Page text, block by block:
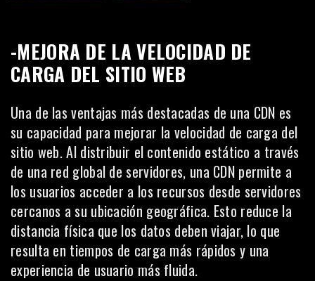
-MEJORA DE LA VELOCIDAD DE
CARGA DEL SITIO WEB
Una de las ventajas más destacadas de una CDN es
su capacidad para mejorar la velocidad de carga del
sitio web. Al distribuir el contenido estático a través
de una red global de servidores, una CDN permite a
los usuarios acceder a los recursos desde servidores
cercanos a su ubicación geográfica. Esto reduce la
distancia física que los datos deben viajar, lo que
resulta en tiempos de carga más rápidos y una
experiencia de usuario más fluida.